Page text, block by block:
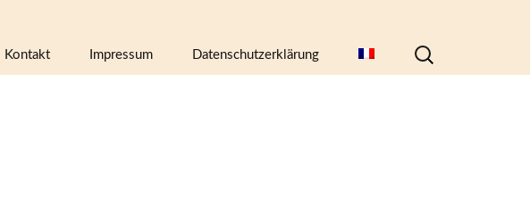
Kontakt Impressum Datenschutzerklärung
Suchen
nach: